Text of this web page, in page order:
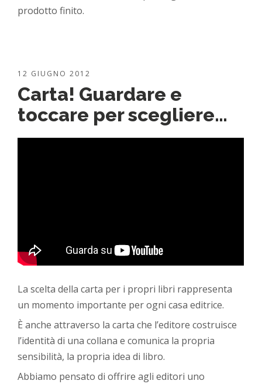
prodotto finito.
12 GIUGNO 2012
Carta! Guardare e
toccare per scegliere…
La scelta della carta per i propri libri rappresenta
un momento importante per ogni casa editrice.
È anche attraverso la carta che l’editore costruisce
l’identità di una collana e comunica la propria
sensibilità, la propria idea di libro.
Abbiamo pensato di offrire agli editori uno